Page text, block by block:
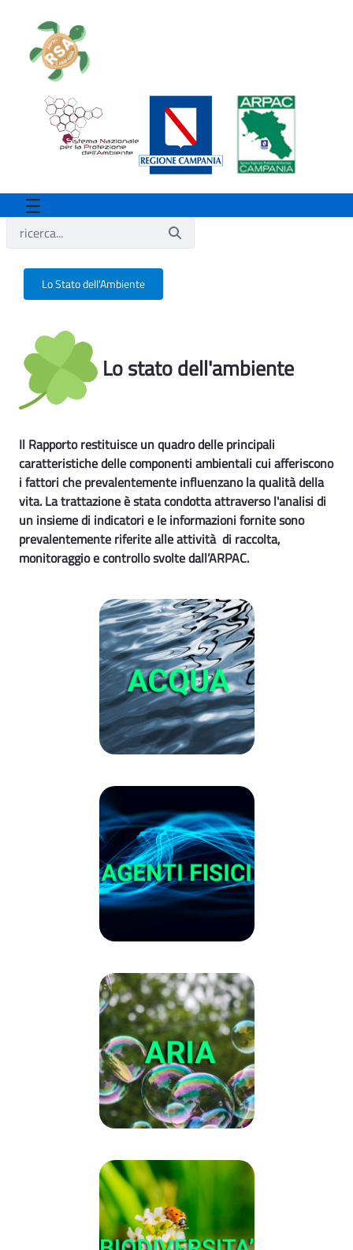
Lo Stato dell'Ambiente
lo stato dell'ambiente - Rsa
Lo stato dell'ambiente
Il Rapporto restituisce un quadro delle principali
caratteristiche delle componenti ambientali cui afferiscono
i fattori che prevalentemente influenzano la qualità della
vita. La trattazione è stata condotta attraverso l'analisi di
un insieme di indicatori e le informazioni fornite sono
prevalentemente riferite alle attività di raccolta,
monitoraggio e controllo svolte dall’ARPAC.